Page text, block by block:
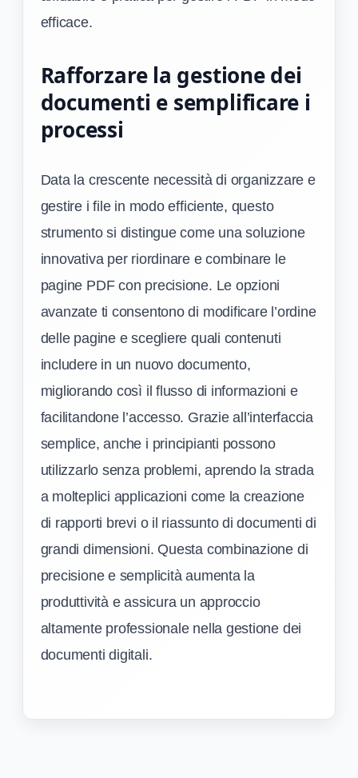
efficace.
Rafforzare la gestione dei
documenti e semplificare i
processi
Data la crescente necessità di organizzare e
gestire i file in modo efficiente, questo
strumento si distingue come una soluzione
innovativa per riordinare e combinare le
pagine PDF con precisione. Le opzioni
avanzate ti consentono di modificare l’ordine
delle pagine e scegliere quali contenuti
includere in un nuovo documento,
migliorando così il flusso di informazioni e
facilitandone l’accesso. Grazie all’interfaccia
semplice, anche i principianti possono
utilizzarlo senza problemi, aprendo la strada
a molteplici applicazioni come la creazione
di rapporti brevi o il riassunto di documenti di
grandi dimensioni. Questa combinazione di
precisione e semplicità aumenta la
produttività e assicura un approccio
altamente professionale nella gestione dei
documenti digitali.